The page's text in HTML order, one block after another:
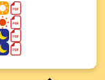
「攻めていくレー
「出足、回り足は